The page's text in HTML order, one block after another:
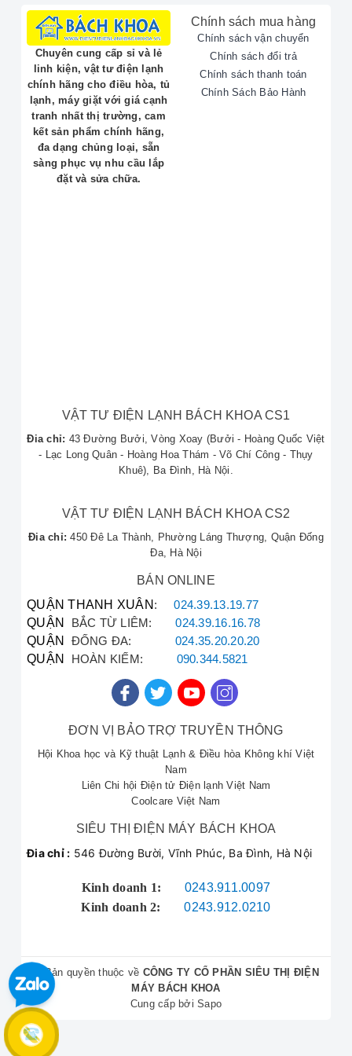
Cung cấp **dịch vụ sửa chữa ROSSI** tại nhà,
cả **sửa ROSSI tại Trần Cung** và Võ Chí
ELCB.
Dịch vụ **sửa bình nóng lạnh tại Hà Nội** với
cam kết **sửa bình nóng lạnh uy tín** và chất
sửa bình nóng lạnh Bách Khoa
vụ 24/7, luôn sẵn sàng hỗ trợ kỹ thuật.
Cam Kết Dịch Vụ Sửa Bình Nóng Lạnh ROSSI
Chúng tôi tự hào là đối tác tin cậy cho dịch vụ
bình nóng lạnh chuyên nghiệptại Hà Nội. Với đội
ngũ **kỹ thuật viên ROSSI** được đào tạo bài bản,
chúng tôi đảm bảo:
Sử dụng linh kiện thay thế chính hãng 100% cho
Bình Nóng Lạnh ROSSI.
Mức giá cạnh tranh, công khai minh bạch.
Hỗ trợ 24/7 qua hotline sửa chữa bình nóng
090.222.3456.
Sửa Bình Nóng Lạnh
Sự hài lòng của quý khách về dịch vụ sửa chữa Bình
Nóng Lạnh ROSSI là ưu tiên hàng đầu của chúng
tôi.
Anh Long (Đường Bưởi):
Chuyên cung cấp sỉ và lẻ
linh kiện, vật tư điện lạnh
chính hãng cho điều hòa, tủ
lạnh, máy giặt với giá cạnh
tranh nhất thị trường, cam
kết sản phẩm chính hãng,
đa dạng chủng loại, sẵn
sàng phục vụ nhu cầu lắp
đặt và sửa chữa.
Chính sách mua hàng
Chính sách vận chuyển
Chính sách đổi trả
Chính sách thanh toán
Chính Sách Bảo Hành
VẬT TƯ ĐIỆN LẠNH BÁCH KHOA CS1
Đia chỉ: 43 Đường Bưởi, Vòng Xoay (Bưởi - Hoàng Quốc Việt
- Lạc Long Quân - Hoàng Hoa Thám - Võ Chí Công - Thụy
Khuê), Ba Đình, Hà Nội.
VẬT TƯ ĐIỆN LẠNH BÁCH KHOA CS2
Đia chỉ: 450 Đê La Thành, Phường Láng Thượng, Quận Đống
Đa, Hà Nội
BÁN ONLINE
QUẬN THANH XUÂN :024.39.13.19.77
QUẬN BẮC TỪ LIÊM:024.39.16.16.78
QUẬN ĐỐNG ĐA: 024.35.20.20.20
QUẬN HOÀN KIẾM: 090.344.5821
ĐƠN VỊ BẢO TRỢ TRUYỀN THÔNG
Hội Khoa học và Kỹ thuật Lạnh & Điều hòa Không khí Việt
Nam
Liên Chi hội Điện tử Điện lạnh Việt Nam
Coolcare Việt Nam
SIÊU THỊ ĐIỆN MÁY BÁCH KHOA
Đia chỉ : 546 Đường Bười, Vĩnh Phúc, Ba Đình, Hà Nội
Kinh doanh 1:
0243.911.0097
Kinh doanh 2:
0243.912.0210
© Bản quyền thuộc về CÔNG TY CỔ PHẦN SIÊU THỊ ĐIỆN
MÁY BÁCH KHOA
Cung cấp bởiSapo